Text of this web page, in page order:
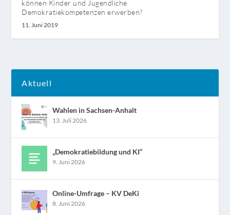
können Kinder und Jugendliche
Demokratiekompetenzen erwerben?
11. Juni 2019
Aktuell
Wahlen in Sachsen-Anhalt
13. Juli 2026
„Demokratiebildung und KI“
9. Juni 2026
Online-Umfrage – KV DeKi
8. Juni 2026